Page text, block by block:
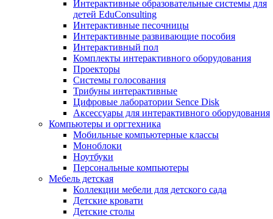
Интерактивные образовательные системы для
детей EduConsulting
Интерактивные песочницы
Интерактивные развивающие пособия
Интерактивный пол
Комплекты интерактивного оборудования
Проекторы
Системы голосования
Трибуны интерактивные
Цифровые лаборатории Sence Disk
Аксессуары для интерактивного оборудования
Компьютеры и оргтехника
Мобильные компьютерные классы
Моноблоки
Ноутбуки
Персональные компьютеры
Мебель детская
Коллекции мебели для детского сада
Детские кровати
Детские столы